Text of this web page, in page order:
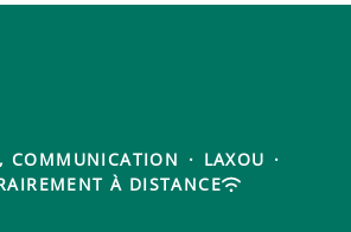
COMMUNICATION · LAXOU ·
À DISTANCE